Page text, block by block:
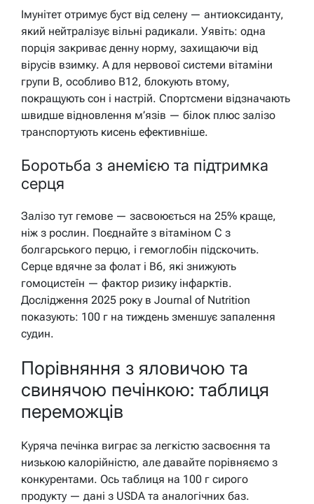
Імунітет отримує буст від селену — антиоксиданту,
який нейтралізує вільні радикали. Уявіть: одна
порція закриває денну норму, захищаючи від
вірусів взимку. А для нервової системи вітаміни
групи B, особливо B12, блокують втому,
покращують сон і настрій. Спортсмени відзначають
швидше відновлення м’язів — білок плюс залізо
транспортують кисень ефективніше.
Боротьба з анемією та підтримка
серця
Залізо тут гемове — засвоюється на 25% краще,
ніж з рослин. Поєднайте з вітаміном C з
болгарського перцю, і гемоглобін підскочить.
Серце вдячне за фолат і B6, які знижують
гомоцистеїн — фактор ризику інфарктів.
Дослідження 2025 року в Journal of Nutrition
показують: 100 г на тиждень зменшує запалення
судин.
Порівняння з яловичою та
свинячою печінкою: таблиця
переможців
Куряча печінка виграє за легкістю засвоєння та
низькою калорійністю, але давайте порівняємо з
конкурентами. Ось таблиця на 100 г сирого
продукту — дані з USDA та аналогічних баз.